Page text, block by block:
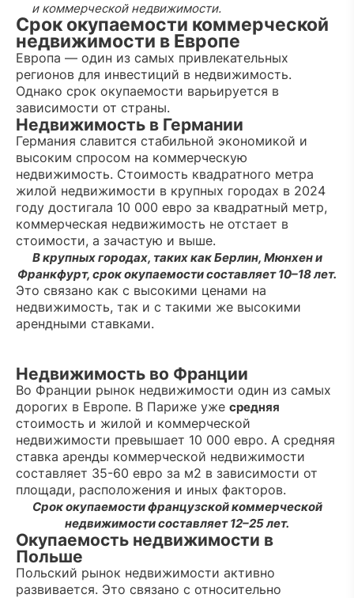
и коммерческой недвижимости.
Срок окупаемости коммерческой
недвижимости в Европе
Европа — один из самых привлекательных
регионов для инвестиций в недвижимость.
Однако срок окупаемости варьируется в
зависимости от страны.
Недвижимость в Германии
Германия славится стабильной экономикой и
высоким спросом на коммерческую
недвижимость. Стоимость квадратного метра
жилой недвижимости в крупных городах в 2024
году достигала 10 000 евро за квадратный метр,
коммерческая недвижимость не отстает в
стоимости, а зачастую и выше.
В крупных городах, таких как Берлин, Мюнхен и
Франкфурт, срок окупаемости составляет 10–18 лет.
Это связано как с высокими ценами на
недвижимость, так и с такими же высокими
арендными ставками.
Недвижимость во Франции
Во Франции рынок недвижимости один из самых
дорогих в Европе. В Париже уже средняя
стоимость и жилой и коммерческой
недвижимости превышает 10 000 евро. А средняя
ставка аренды коммерческой недвижимости
составляет 35-60 евро за м2 в зависимости от
площади, расположения и иных факторов.
Срок окупаемости французской коммерческой
недвижимости составляет 12–25 лет.
Окупаемость недвижимости в
Польше
Польский рынок недвижимости активно
развивается. Это связано с относительно